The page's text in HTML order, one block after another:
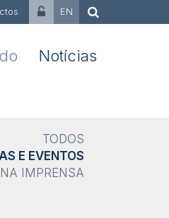
EN
Notícias
TODOS
E EVENTOS
IMPRENSA